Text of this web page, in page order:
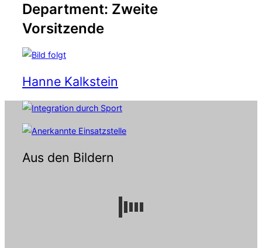
Navigation
umschalten
Department: Zweite
Vorsitzende
Hanne Kalkstein
Aus den Bildern